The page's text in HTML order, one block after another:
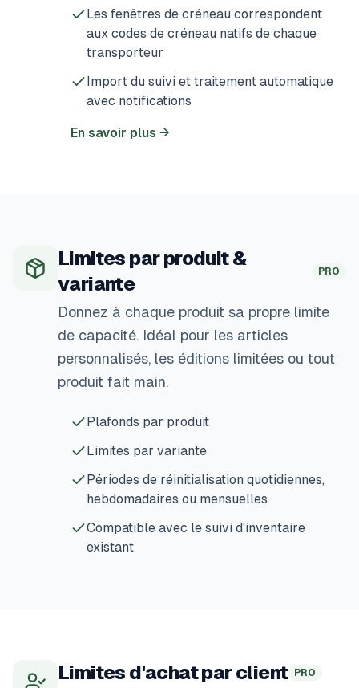
Les fenêtres de créneau correspondent
aux codes de créneau natifs de chaque
transporteur
Import du suivi et traitement automatique
avec notifications
En savoir plus →
Limites par produit &
variante
PRO
Donnez à chaque produit sa propre limite
de capacité. Idéal pour les articles
personnalisés, les éditions limitées ou tout
produit fait main.
Plafonds par produit
Limites par variante
Périodes de réinitialisation quotidiennes,
hebdomadaires ou mensuelles
Compatible avec le suivi d'inventaire
existant
Limites d'achat par client PRO